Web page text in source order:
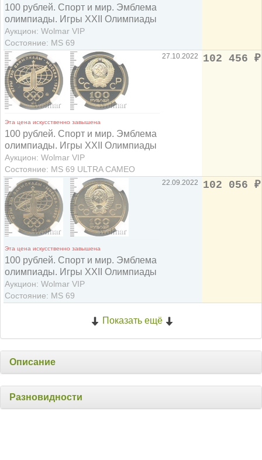
100 рублей. Спорт и мир. Эмблема
олимпиады. Игры XXII Олимпиады
Аукцион: Wolmar VIP
Состояние: MS 69
Эта цена искусственно завышена
100 рублей. Спорт и мир. Эмблема
олимпиады. Игры XXII Олимпиады
Аукцион: Wolmar VIP
Состояние: MS 69 ULTRA CAMEO
27.10.2022 102 456 ₽
Эта цена искусственно завышена
100 рублей. Спорт и мир. Эмблема
олимпиады. Игры XXII Олимпиады
Аукцион: Wolmar VIP
Состояние: MS 69
22.09.2022 102 056 ₽
Показать ещё
Описание
Разновидности